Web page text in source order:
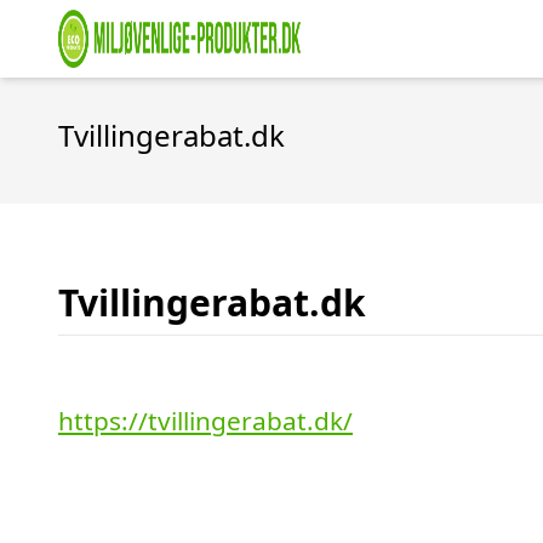
Tvillingerabat.dk
Tvillingerabat.dk
https://tvillingerabat.dk/